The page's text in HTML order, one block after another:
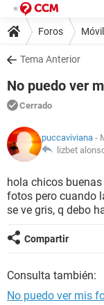
Foros
Tema Anterior
No puedo ver
Cerrado
puccaviviana -
lizbet
hola chicos
fotos pero cuando
se ve gris, q debo
Compartir
Consulta también:
No puedo ver mis